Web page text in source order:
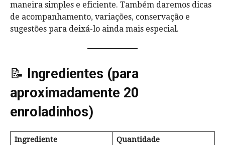
maneira simples e eficiente. Também daremos dicas
de acompanhamento, variações, conservação e
sugestões para deixá-lo ainda mais especial.
📝 Ingredientes (para
aproximadamente 20
enroladinhos)
Ingrediente
Quantidade